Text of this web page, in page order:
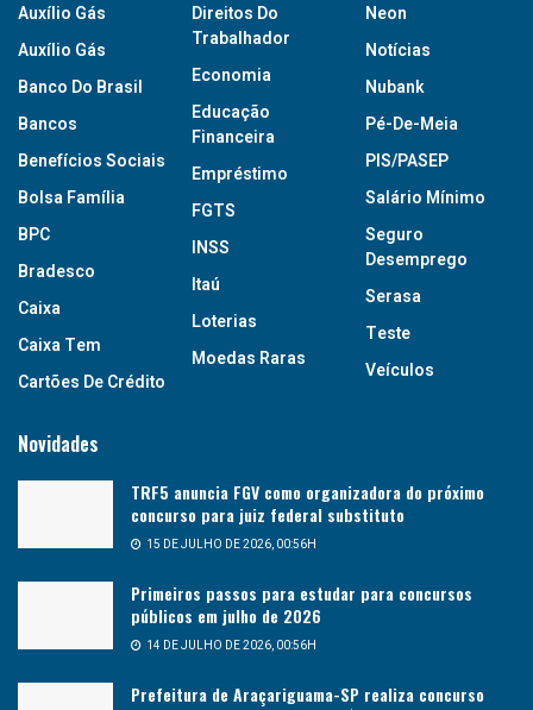
Auxílio Gás
Auxílio Gás
Banco Do Brasil
Bancos
Benefícios Sociais
Bolsa Família
BPC
Bradesco
Caixa
Caixa Tem
Cartões De Crédito
Direitos Do
Trabalhador
Economia
Educação
Financeira
Empréstimo
FGTS
INSS
Itaú
Loterias
Moedas Raras
Neon
Notícias
Nubank
Pé-De-Meia
PIS/PASEP
Salário Mínimo
Seguro
Desemprego
Serasa
Teste
Veículos
Novidades
TRF5 anuncia FGV como organizadora do próximo
concurso para juiz federal substituto
15 DE JULHO DE 2026, 00:56H
Primeiros passos para estudar para concursos
públicos em julho de 2026
14 DE JULHO DE 2026, 00:56H
Prefeitura de Araçariguama-SP realiza concurso